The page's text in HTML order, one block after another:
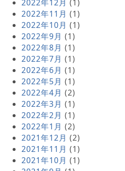
2022年12月 (1)
2022年11月 (1)
2022年10月 (1)
2022年9月 (1)
2022年8月 (1)
2022年7月 (1)
2022年6月 (1)
2022年5月 (1)
2022年4月 (2)
2022年3月 (1)
2022年2月 (1)
2022年1月 (2)
2021年12月 (2)
2021年11月 (1)
2021年10月 (1)